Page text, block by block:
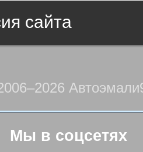
сайта
Мы в соцсетях